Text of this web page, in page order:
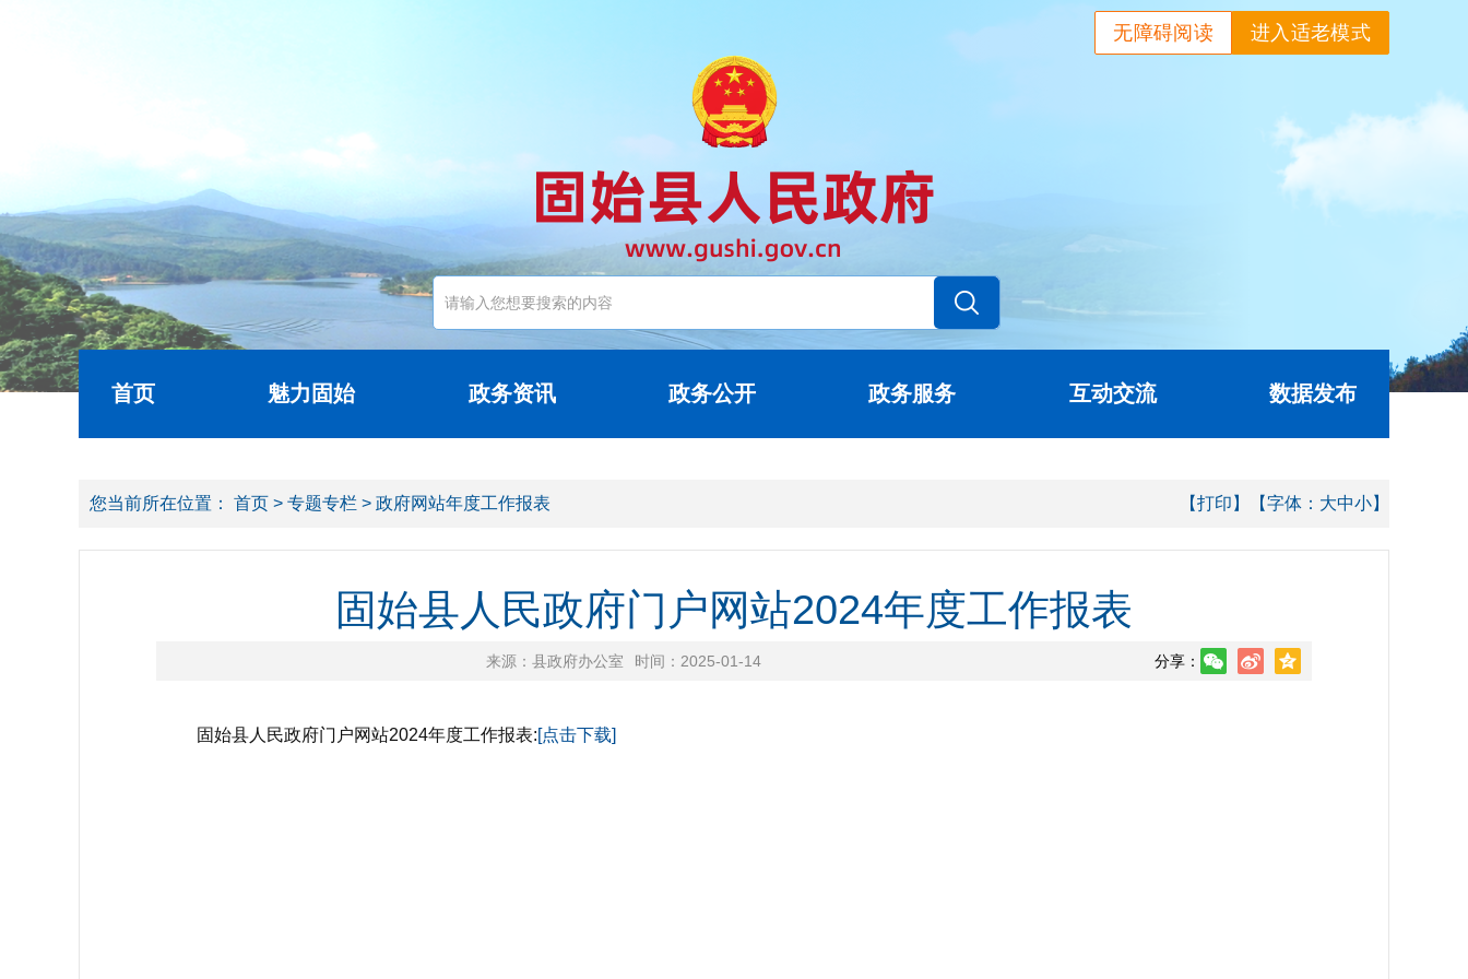
进入适老模式
无障碍阅读
首页 魅力固始 政务资讯 政务公开 政务服务 互动交流 数据发布
您当前所在位置： 首页 > 专题专栏 > 政府网站年度工作报表 【打印】 【字体： 大中小】
固始县人民政府门户网站2024年度工作报表
来源：县政府办公室 时间：2025-01-14 分享：
固始县人民政府门户网站2024年度工作报表:[点击下载]